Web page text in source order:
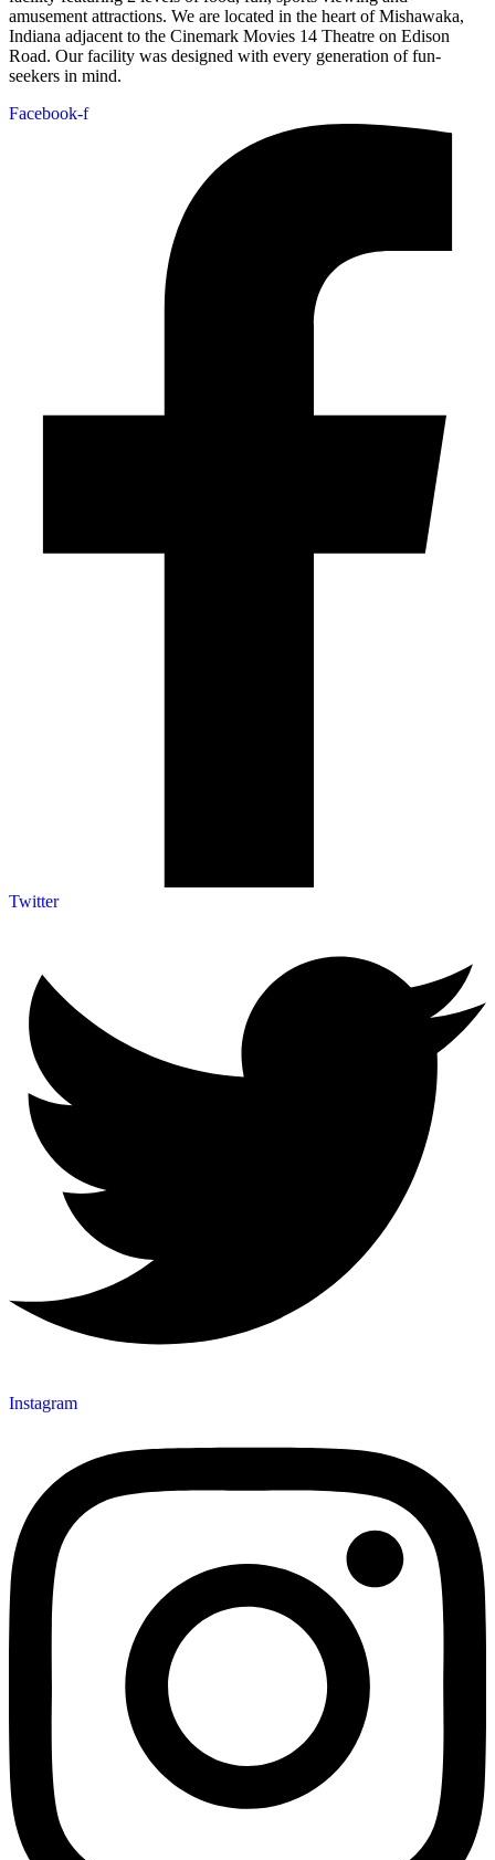
amusement attractions. We are located in the heart of Mishawaka,
Indiana adjacent to the Cinemark Movies 14 Theatre on Edison
Road. Our facility was designed with every generation of fun-
seekers in mind.
Facebook-f
Twitter
Instagram